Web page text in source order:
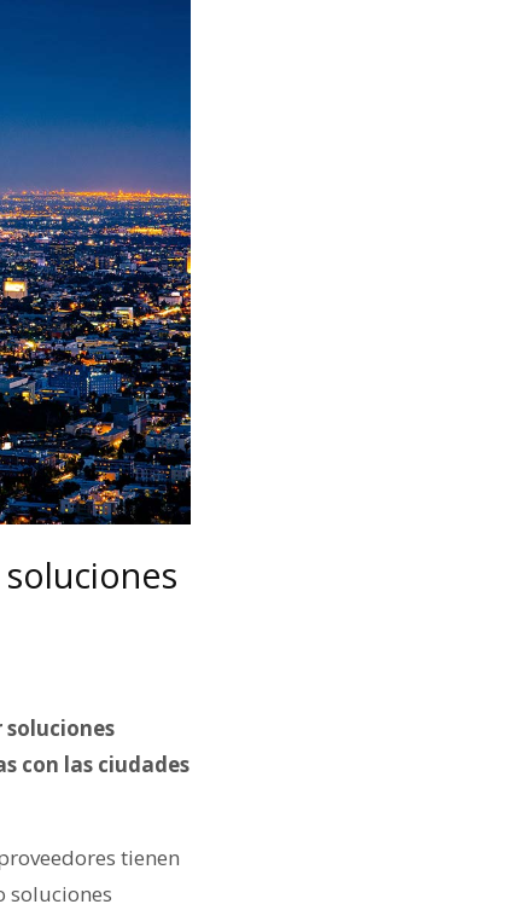
con las ciudades
tienen
soluciones